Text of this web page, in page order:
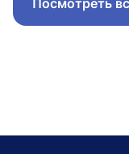
Посмотреть